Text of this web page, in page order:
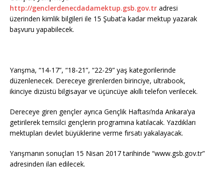
http://genclerdenecdadamektup.gsb.gov.tr adresi
üzerinden kimlik bilgileri ile 15 Şubat’a kadar mektup yazarak
başvuru yapabilecek.
Yarışma, “14-17”, “18-21”, “22-29” yaş kategorilerinde
düzenlenecek. Dereceye girenlerden birinciye, ultrabook,
ikinciye dizüstü bilgisayar ve üçüncüye akıllı telefon verilecek.
Dereceye giren gençler ayrıca Gençlik Haftası’nda Ankara’ya
getirilerek temsilci gençlerin programına katılacak. Yazdıkları
mektupları devlet büyüklerine verme fırsatı yakalayacak.
Yarışmanın sonuçları 15 Nisan 2017 tarihinde “www.gsb.gov.tr”
adresinden ilan edilecek.